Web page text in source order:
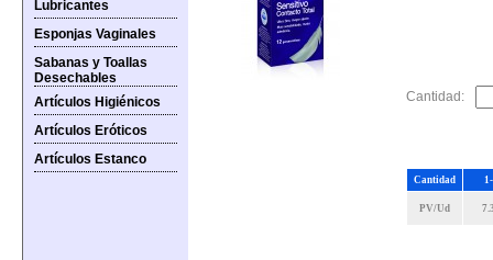
Lubricantes
Esponjas Vaginales
Sabanas y Toallas
Desechables
Artículos Higiénicos
Artículos Eróticos
Artículos Estanco
Cantidad
PV/Ud
Cantidad: